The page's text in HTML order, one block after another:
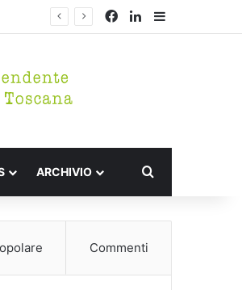
Facebook
LinkedIn
ARCHIVIO
Commenti